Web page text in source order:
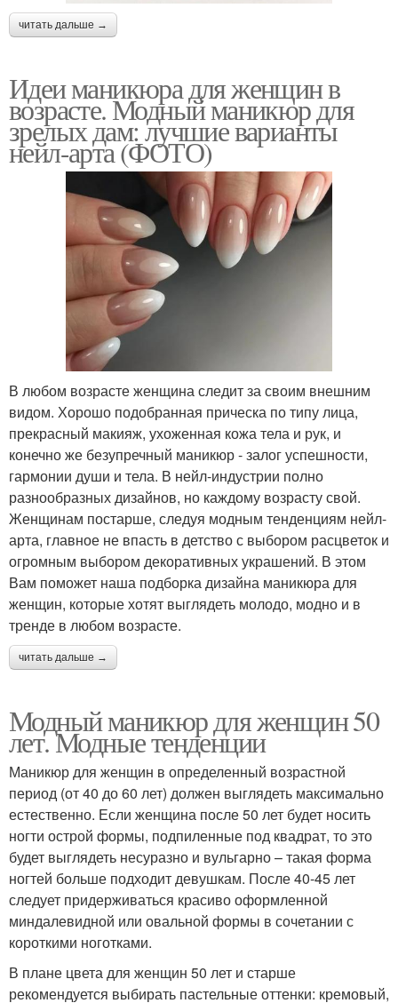
читать дальше →
Идеи маникюра для женщин в
возрасте. Модный маникюр для
зрелых дам: лучшие варианты
нейл-арта (ФОТО)
В любом возрасте женщина следит за своим внешним
видом. Хорошо подобранная прическа по типу лица,
прекрасный макияж, ухоженная кожа тела и рук, и
конечно же безупречный маникюр - залог успешности,
гармонии души и тела. В нейл-индустрии полно
разнообразных дизайнов, но каждому возрасту свой.
Женщинам постарше, следуя модным тенденциям нейл-
арта, главное не впасть в детство с выбором расцветок и
огромным выбором декоративных украшений. В этом
Вам поможет наша подборка дизайна маникюра для
женщин, которые хотят выглядеть молодо, модно и в
тренде в любом возрасте.
читать дальше →
Модный маникюр для женщин 50
лет. Модные тенденции
Маникюр для женщин в определенный возрастной
период (от 40 до 60 лет) должен выглядеть максимально
естественно. Если женщина после 50 лет будет носить
ногти острой формы, подпиленные под квадрат, то это
будет выглядеть несуразно и вульгарно – такая форма
ногтей больше подходит девушкам. После 40-45 лет
следует придерживаться красиво оформленной
миндалевидной или овальной формы в сочетании с
короткими ноготками.
В плане цвета для женщин 50 лет и старше
рекомендуется выбирать пастельные оттенки: кремовый,